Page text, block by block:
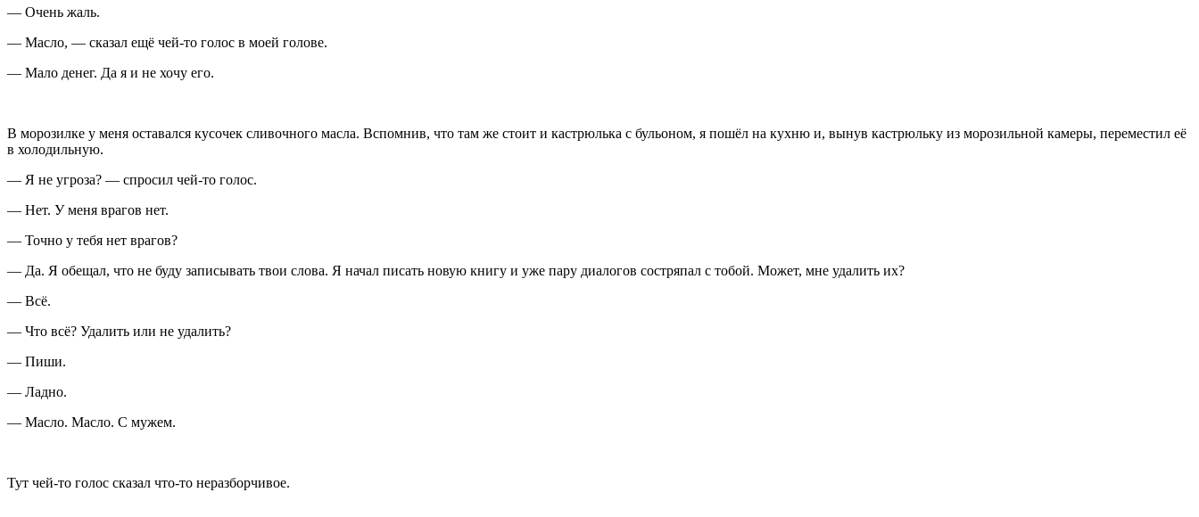
— Очень жаль.
— Масло, — сказал ещё чей-то голос в моей голове.
— Мало денег. Да я и не хочу его.
В морозилке у меня оставался кусочек сливочного масла. Вспомнив, что там же стоит и кастрюлька с бульоном, я пошёл на кухню и, вынув кастрюльку из морозильной камеры, переместил её
в холодильную.
— Я не угроза? — спросил чей-то голос.
— Нет. У меня врагов нет.
— Точно у тебя нет врагов?
— Да. Я обещал, что не буду записывать твои слова. Я начал писать новую книгу и уже пару диалогов состряпал с тобой. Может, мне удалить их?
— Всё.
— Что всё? Удалить или не удалить?
— Пиши.
— Ладно.
— Масло. Масло. С мужем.
Тут чей-то голос сказал что-то неразборчивое.